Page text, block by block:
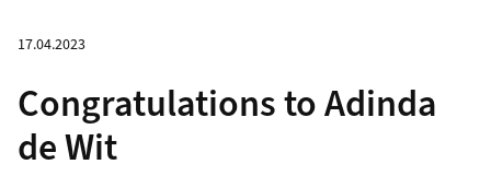
17.04.2023
Congratulations to Adinda
de Wit